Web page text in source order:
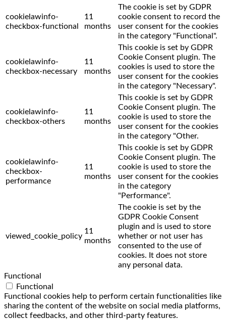
cookielawinfo-
checkbox-functional
11
months
The cookie is set by GDPR
cookie consent to record the
user consent for the cookies
in the category "Functional".
cookielawinfo-
checkbox-necessary
11
months
This cookie is set by GDPR
Cookie Consent plugin. The
cookies is used to store the
user consent for the cookies
in the category "Necessary".
cookielawinfo-
checkbox-others
11
months
This cookie is set by GDPR
Cookie Consent plugin. The
cookie is used to store the
user consent for the cookies
in the category "Other.
cookielawinfo-
checkbox-
performance
11
months
This cookie is set by GDPR
Cookie Consent plugin. The
cookie is used to store the
user consent for the cookies
in the category
"Performance".
viewed_cookie_policy
11
months
The cookie is set by the
GDPR Cookie Consent
plugin and is used to store
whether or not user has
consented to the use of
cookies. It does not store
any personal data.
Functional
Functional
Functional cookies help to perform certain functionalities like
sharing the content of the website on social media platforms,
collect feedbacks, and other third-party features.